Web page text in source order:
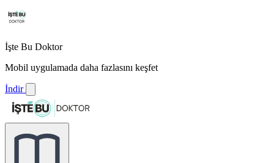
İşte Bu Doktor
Mobil uygulamada daha fazlasını keşfet
İndir